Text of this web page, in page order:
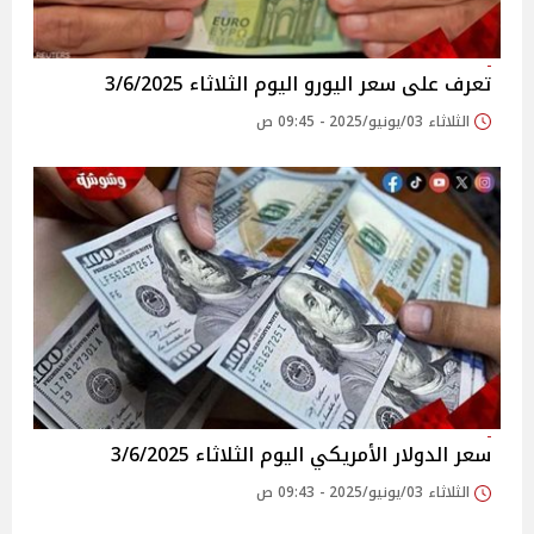
تعرف على سعر اليورو اليوم الثلاثاء 3/6/2025
الثلاثاء 03/يونيو/2025 - 09:45 ص
سعر الدولار الأمريكي اليوم الثلاثاء 3/6/2025
الثلاثاء 03/يونيو/2025 - 09:43 ص